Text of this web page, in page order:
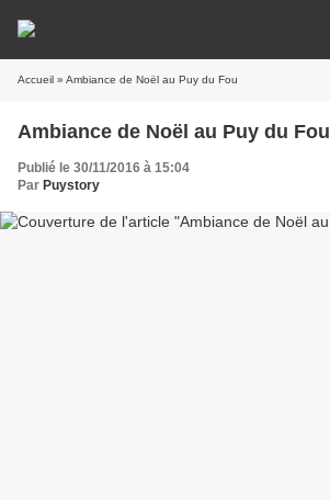
Accueil » Ambiance de Noël au Puy du Fou
Ambiance de Noël au Puy du Fou
Publié le 30/11/2016 à 15:04
Par Puystory